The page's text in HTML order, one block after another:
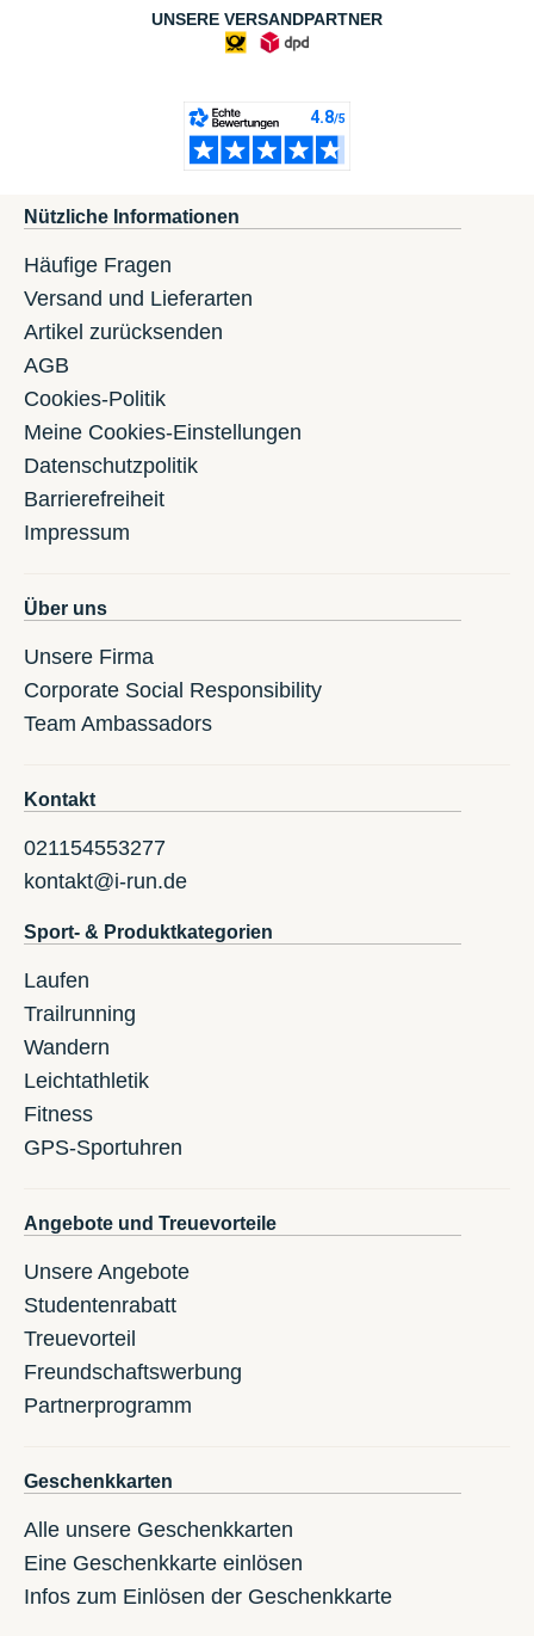
UNSERE VERSANDPARTNER
Nützliche Informationen
Häufige Fragen
Versand und Lieferarten
Artikel zurücksenden
AGB
Cookies-Politik
Meine Cookies-Einstellungen
Datenschutzpolitik
Barrierefreiheit
Impressum
Über uns
Unsere Firma
Corporate Social Responsibility
Team Ambassadors
Kontakt
021154553277
kontakt@i-run.de
Sport- & Produktkategorien
Laufen
Trailrunning
Wandern
Leichtathletik
Fitness
GPS-Sportuhren
Angebote und Treuevorteile
Unsere Angebote
Studentenrabatt
Treuevorteil
Freundschaftswerbung
Partnerprogramm
Geschenkkarten
Alle unsere Geschenkkarten
Eine Geschenkkarte einlösen
Infos zum Einlösen der Geschenkkarte